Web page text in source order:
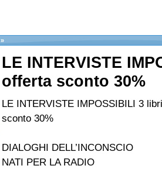
»
LE INTERVISTE
offerta sconto 30%
LE INTERVISTE IMPOSSIBILI 3
sconto 30%
DIALOGHI DELL’INCONSCIO
NATI PER LA RADIO